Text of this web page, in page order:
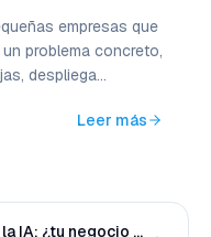
empresas que
problema concreto,
despliega
Leer más
Evaluación de preparación para la IA: ¿tu negocio está listo?